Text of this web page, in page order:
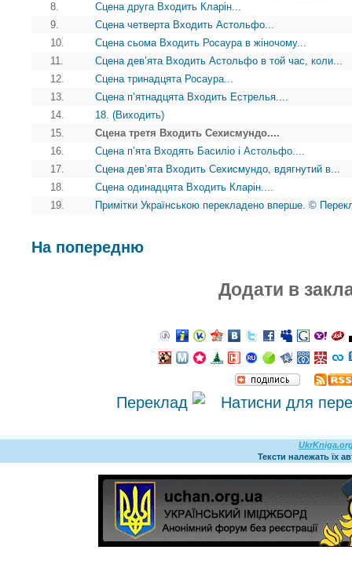
8.
Сцена друга Входить Кларін...
9.
Сцена четверта Входить Астольфо...
10.
Сцена сьома Входить Росаура в жіночому...
11.
Сцена дев’ята Входить Астольфо в той час, коли...
12.
Сцена тринадцята Росаура...
13.
Сцена п’ятнадцята Входить Естрелья....
14.
18. (Виходить)
15.
Сцена третя Входить Сехисмундо....
16.
Сцена п’ята Входять Басиліо і Астольфо....
17.
Сцена дев’ята Входить Сехисмундо, вдягнутий в...
18.
Сцена одинадцята Входить Кларін....
19.
Примітки Українською перекладено вперше. ©
На попередню
Додати в
Переклад
Тексти належать їх